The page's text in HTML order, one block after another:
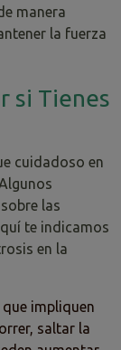
manera
la fuerza
si Tienes
cuidadoso en
las
te indicamos
en la
impliquen
saltar la